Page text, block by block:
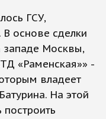
ГСУ,
основе сделки
западе Москвы,
«Раменская»» -
владеет
На этой